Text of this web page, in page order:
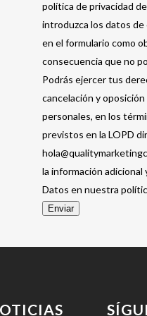
política de privacidad
introduzca los datos
en el formulario como
consecuencia que no
Podrás ejercer tus
cancelación y
personales, en los
previstos en la LOPD
la información
Datos en nuestra
Enviar